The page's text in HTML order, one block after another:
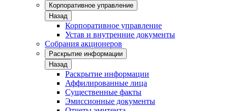
Корпоративное управление
Назад
Корпоративное управление
Устав и внутренние документы
Собрания акционеров
Раскрытие информации
Назад
Раскрытие информации
Аффилированные лица
Существенные факты
Эмиссионные документы